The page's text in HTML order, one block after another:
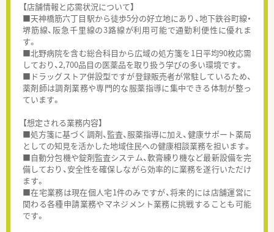
【店舗情報と応需状況について】
■天神橋筋六丁目駅から徒歩5分の好立地にあり、地下鉄谷町線・
堺筋線、阪急千里線の3路線が利用可能で通勤利便性に優れま
す。
■北野病院を含む総合科目から広域の処方箋を1日平均90枚応需
しており、2,700品目の医薬品を取り扱う学びの多い環境です。
■ドラッグストア併設型ですが登録販売者が常駐しているため、
薬剤師は調剤業務や専門的な服薬指導に集中できる体制が整っ
ています。
【想定される業務内容】
■処方箋に基づく調剤、監査、服薬指導に加え、健康サポート薬局
としての知見を活かした地域住民への健康相談業務を担います。
■自動分包機や錠剤監査システム、軟膏練り機など最新設備を完
備しており、安全性を確保しながら効率的に業務を遂行いただけ
ます。
■在宅業務は現在個人宅1件のみですが、将来的には店舗運営に
関わる各種申請業務やマネジメント業務に挑戦することも可能
です。